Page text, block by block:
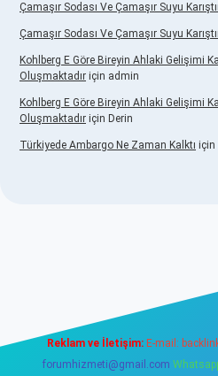
Çamaşır Sodası Ve Çamaşır Suyu
Çamaşır Sodası Ve Çamaşır Suyu
Kohlberg E Göre Bireyin Ahlaki Gelişimi
Oluşmaktadır için admin
Kohlberg E Göre Bireyin Ahlaki Gelişimi
Oluşmaktadır için Derin
Türkiyede Ambargo Ne Zaman Kalktı için
Reklam ve İletişim: E-mail:
forumhizmeti@gmail.com